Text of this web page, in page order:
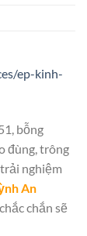
ep-kinh-
bỗng
đùng, trông
nghiệm
An
chắn sẽ